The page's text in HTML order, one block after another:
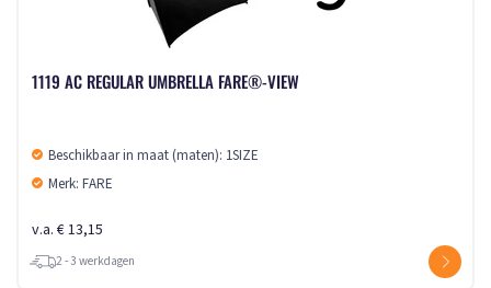
1119 AC REGULAR UMBRELLA FARE®-VIEW
Beschikbaar in maat (maten): 1SIZE
Merk: FARE
v.a. € 13,15
2 - 3 werkdagen